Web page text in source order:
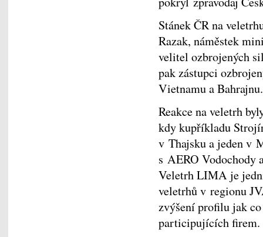
Stánek ČR na
Razak, náměstek
velitel ozbrojených
pak zástupci
Vietnamu a Bahrajnu.
Reakce na veletrh
kdy kupříkladu
v Thajsku a jeden v
s AERO Vodochody
Veletrh LIMA je
veletrhů v regionu
zvýšení profilu jak
participujících firem.